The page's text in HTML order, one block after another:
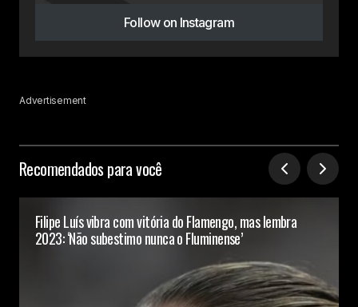
Follow on Instagram
Advertisement
Recomendados para você
Filipe Luís vibra com vitória do Flamengo, mas lembra
2023: ‘Não subestimo nunca o Fluminense’